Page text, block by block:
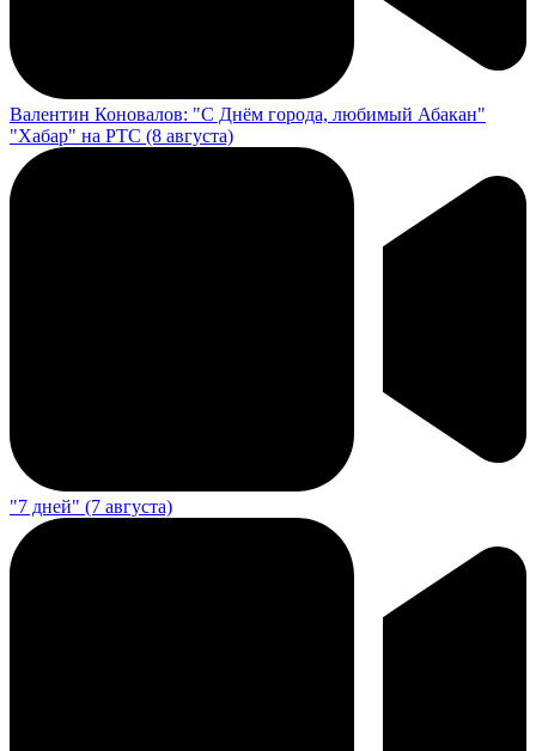
Валентин Коновалов: "С Днём города, любимый Абакан"
"Хабар" на РТС (8 августа)
"7 дней" (7 августа)